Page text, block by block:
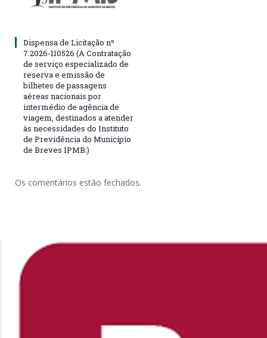
Dispensa de Licitação nº
7.2026-110526 (A Contratação
de serviço especializado de
reserva e emissão de
bilhetes de passagens
aéreas nacionais por
intermédio de agência de
viagem, destinados a atender
às necessidades do Instituto
de Previdência do Município
de Breves IPMB.)
Os comentários estão fechados.